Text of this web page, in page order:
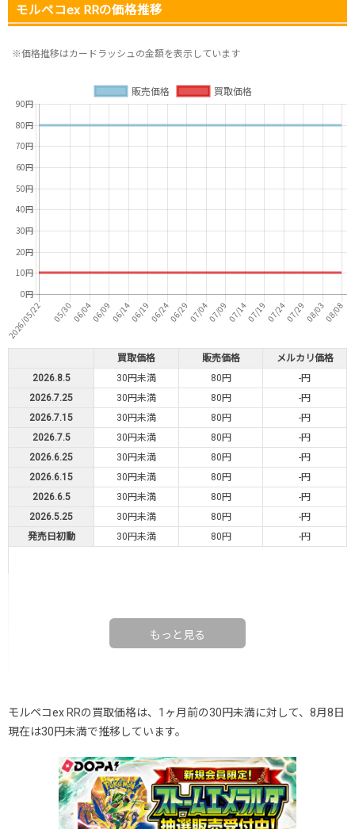
モルペコex RRの価格推移
※価格推移はカードラッシュの金額を表示しています
買取価格 販売価格
メルカリ価格
2026.8.5
30円未満 80円
-円
2026.7.25
30円未満 80円
-円
2026.7.15
30円未満 80円
-円
2026.7.5
30円未満 80円
-円
2026.6.25
30円未満 80円
-円
2026.6.15
30円未満 80円
-円
2026.6.5
30円未満 80円
-円
2026.5.25
30円未満 80円
-円
発売日初動
30円未満 80円 -円
もっと見る
モルペコex RRの買取価格は、1ヶ月前の30円未満に対して、8月8日
現在は30円未満で推移しています。